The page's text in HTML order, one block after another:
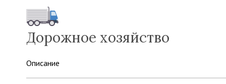
Дорожное хозяйство
Описание